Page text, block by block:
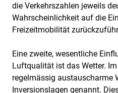
die Verkehrszahlen jeweils
Wahrscheinlichkeit auf die
Freizeitmobilität
Eine zweite, wesentliche
Luftqualität ist das Wetter.
regelmässig austauscharme
Inversionslagen genannt.